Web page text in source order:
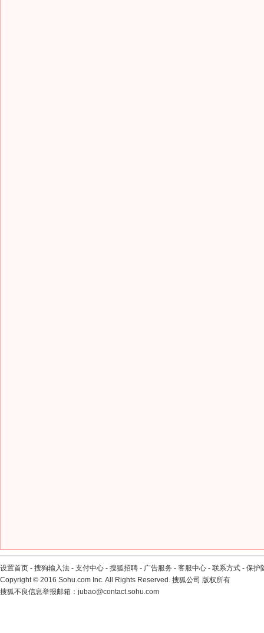
设置首页 - 搜狗输入法 - 支付中心 - 搜狐招聘 - 广告服务 - 客服中心 - 联系方式 - 保护
Copyright© 2016 Sohu.com Inc. All Rights Reserved. 搜狐公司 版权所有
搜狐不良信息举报邮箱： jubao@contact.sohu.com